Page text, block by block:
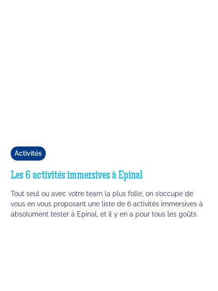
Activités
Les 6 activités immersives à Epinal
Tout seul ou avec votre team la plus folle, on s’occupe de
vous en vous proposant une liste de 6 activités immersives à
absolument tester à Epinal, et il y en a pour tous les goûts